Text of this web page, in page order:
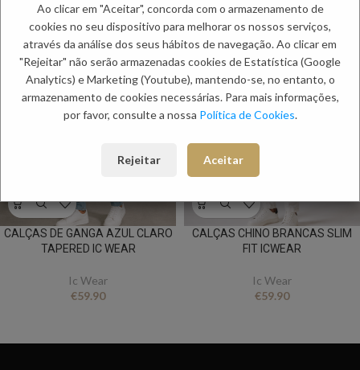
NOVO
CALÇAS DE GANGA AZUL CLARO
TAPERED IC WEAR
Ic Wear
€59.90
NOVO
CALÇAS CHINO BRANCAS SLIM
FIT ICWEAR
Ic Wear
€59.90
Ao clicar em "Aceitar", concorda com o armazenamento de
cookies no seu dispositivo para melhorar os nossos serviços,
através da análise dos seus hábitos de navegação. Ao clicar em
"Rejeitar" não serão armazenadas cookies de Estatística (Google
Analytics) e Marketing (Youtube), mantendo-se, no entanto, o
armazenamento de cookies necessárias. Para mais informações,
por favor, consulte a nossa Política de Cookies.
Rejeitar Aceitar